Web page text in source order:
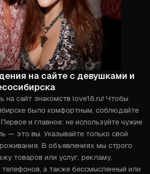
на сайте с девушками и
на сайт знакомств love18.ru! Чтобы
было комфортным, соблюдайте
и главное: не используйте чужие
— это вы. Указывайте только свой
В объявлениях мы строго
товаров или услуг, рекламу,
телефонов, а также бессмысленный или